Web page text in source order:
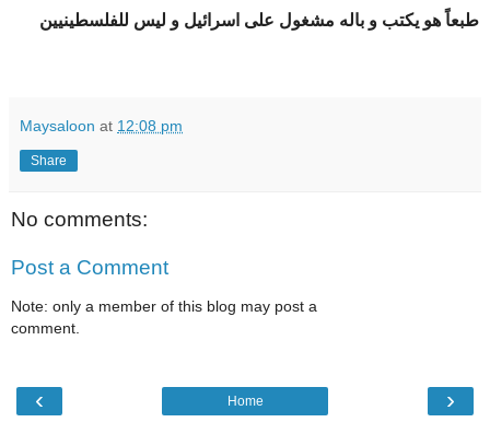
طبعاً هو يكتب و باله مشغول على اسرائيل و ليس للفلسطينيين
Maysaloon at 12:08 pm
Share
No comments:
Post a Comment
Note: only a member of this blog may post a
comment.
‹ ›
Home